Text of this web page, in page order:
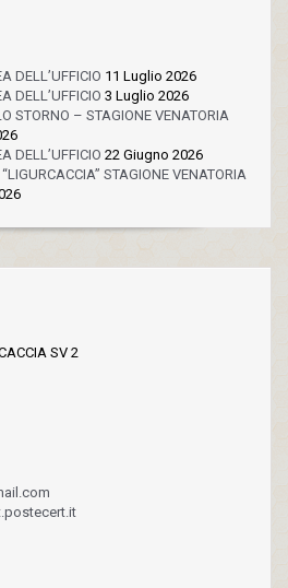
DELL’UFFICIO 11 Luglio 2026
DELL’UFFICIO 3 Luglio 2026
STORNO – STAGIONE VENATORIA
DELL’UFFICIO 22 Giugno 2026
STAGIONE VENATORIA
SV 2